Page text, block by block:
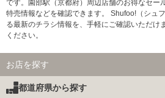
です。園部駅（京都府）周辺店舗のお得なセー
特売情報などを確認できます。 Shufoo!（シュ
る最新のチラシ情報を、手軽にご確認いただけ
ください。
お店を探す
都道府県から探す